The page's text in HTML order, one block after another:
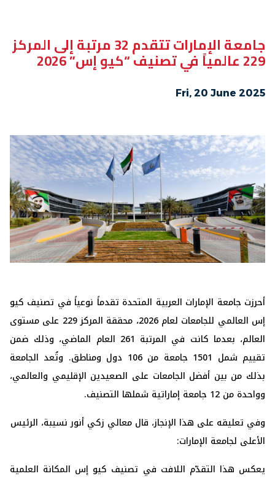
جامعة الإمارات تتقدم 32 مرتبة إلى المركز
229 عالمياً في تصنيف “كيو إس” 2026
Fri, 20 June 2025
أحرزت جامعة الإمارات العربية المتحدة تقدماً نوعياً في تصنيف كيو
إس العالمي للجامعات لعام 2026، محققة المركز 229 على مستوى
العالم، بعدما كانت في المرتبة 261 العام الماضي، وذلك ضمن
تقييم شمل 1501 جامعة من 106 دول ومناطق. وتُعد الجامعة
بذلك من بين أفضل الجامعات على الصعيدين الإقليمي والعالمي،
وواحدة من 12 جامعة إماراتية شملها التصنيف.
وفي تعليقه على هذا الإنجاز، قال معالي زكي أنور نسيبة، الرئيس
الأعلى لجامعة الإمارات:
يعكس هذا التقدّم اللافت في تصنيف كيو إس المكانة العلمية